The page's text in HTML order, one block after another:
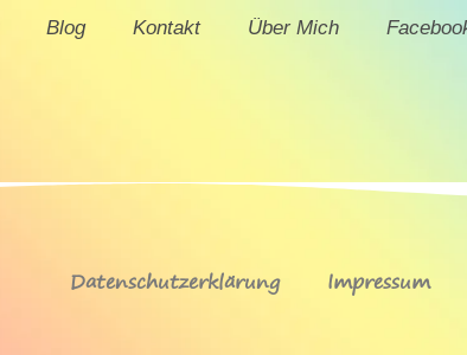
Blog Kontakt Über Mich
Datenschutzerklärung Impressum